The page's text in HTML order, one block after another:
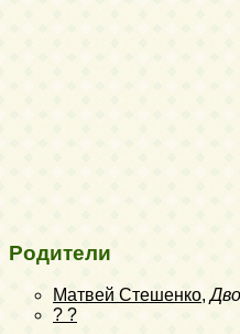
Родители
Матвей Стешенко,
? ?